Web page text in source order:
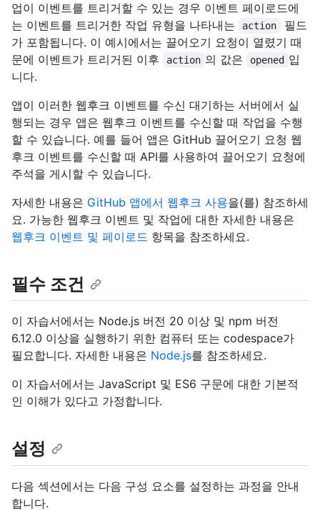
업이 이벤트를 트리거할 수 있는 경우 이벤트 페이로드에
는 이벤트를 트리거한 작업 유형을 나타내는
action
필드
가 포함됩니다. 이 예시에서는 끌어오기 요청이 열렸기 때
문에 이벤트가 트리거된 이후
action 의 값은 opened 입
니다.
앱이 이러한 웹후크 이벤트를 수신 대기하는 서버에서 실
행되는 경우 앱은 웹후크 이벤트를 수신할 때 작업을 수행
할 수 있습니다. 예를 들어 앱은 GitHub 끌어오기 요청 웹
후크 이벤트를 수신할 때 API를 사용하여 끌어오기 요청에
주석을 게시할 수 있습니다.
자세한 내용은 GitHub 앱에서 웹후크 사용을(를) 참조하세
요. 가능한 웹후크 이벤트 및 작업에 대한 자세한 내용은
웹후크 이벤트 및 페이로드 항목을 참조하세요.
필수 조건
이 자습서에서는 Node.js 버전 20 이상 및 npm 버전
6.12.0 이상을 실행하기 위한 컴퓨터 또는 codespace가
필요합니다. 자세한 내용은 Node.js를 참조하세요.
이 자습서에서는 JavaScript 및 ES6 구문에 대한 기본적
인 이해가 있다고 가정합니다.
설정
다음 섹션에서는 다음 구성 요소를 설정하는 과정을 안내
합니다.